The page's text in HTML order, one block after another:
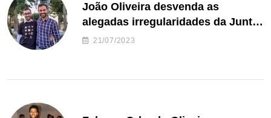
João Oliveira desvenda as
alegadas irregularidades da Junta
de Freguesia S. João de Ver
21/07/2023